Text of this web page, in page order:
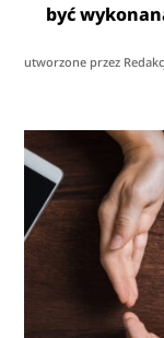
być
utworzone przez